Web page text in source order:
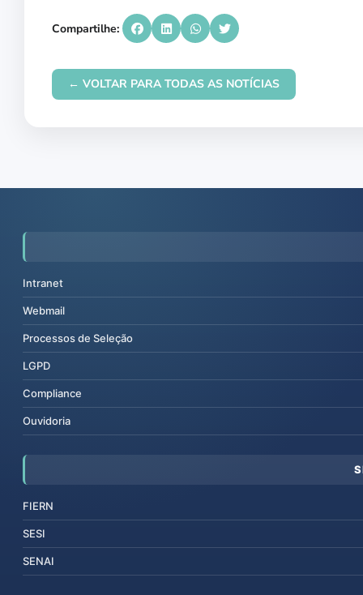
Compartilhe:
← VOLTAR PARA TODAS AS NOTÍCIAS
Intranet
Webmail
Processos de Seleção
LGPD
Compliance
Ouvidoria
FIERN
SESI
SENAI